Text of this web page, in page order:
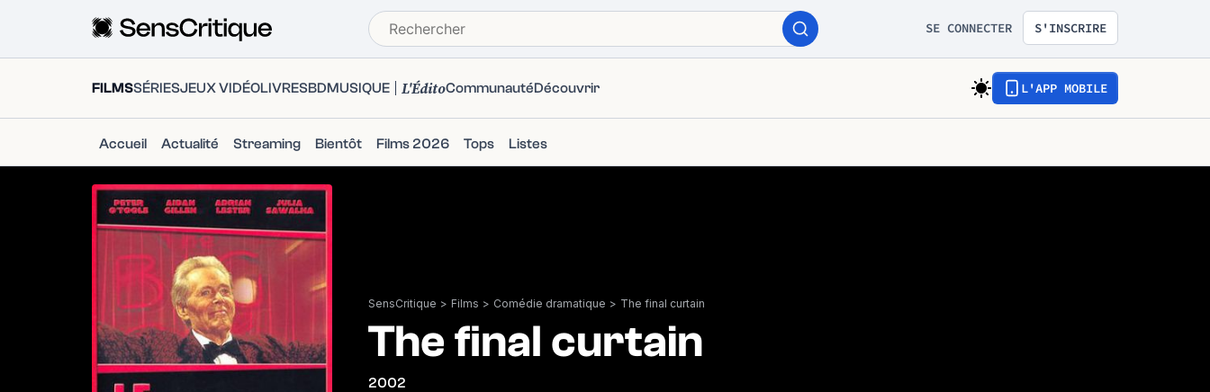
SE CONNECTER S'INSCRIRE
FILMSSÉRIESJEUX VIDÉOLIVRESBDMUSIQUE L'ÉditoCommunautéDécouvrir L'APP MOBILE
Accueil Actualité Streaming Bientôt Films 2026 Tops Listes
SensCritique > Films > Comédie dramatique > The final curtain
The final curtain
2002